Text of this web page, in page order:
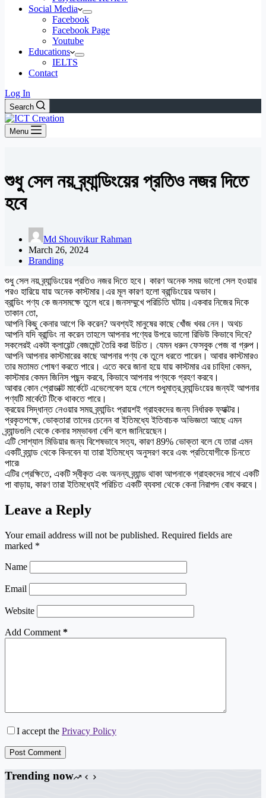
Social Media
Facebook
Facebook Page
Youtube
Educations
IELTS
Contact
Log In
Search
Menu
শুধু সেল নয় ব্র্যান্ডিংয়ের প্রতিও নজর দিতে
হবে
Md Shouvikur Rahman
March 26, 2024
Branding
শুধু সেল নয় ব্র্যান্ডিংয়ের প্রতিও নজর দিতে হবে। কারণ অনেক সময় ভালো সেল হওয়ার
পরও হারিয়ে যায় অনেক কাস্টমার।এর মূল কারণ হলো ব্রান্ডিংয়ের অভাব।
ব্রান্ডিং পণ্য কে জনসমক্ষে তুলে ধরে।জনসম্মুখে পরিচিতি ঘটায়।একবার নিজের দিকে
তাকান তো,
আপনি কিছু কেনার আগে কি করেন? অবশ্যই মানুষের কাছে খোঁজ খবর নেন। অথচ
আপনি যদি ব্রান্ডিং না করেন তাহলে আপনার পণ্যের উপরে ভালো রিভিউ কিভাবে দিবে?
সকলেরই একটা ক্লায়েন্ট বেজমেন্ট তৈরি করা উচিত। যেমন ধরুন ফেসবুক পেজ বা গ্রুপ।
আপনি আপনার কাস্টমারের কাছে আপনার পণ্য কে তুলে ধরতে পারেন। আবার কাস্টমারও
তার মতামত পোষণ করতে পারে। এতে করে জানা হয়ে যায় কাস্টমার এর চাহিদা কেমন,
কাস্টমার কেমন জিনিস পছন্দ করবে, কিভাবে আপনার পণ্যকে গ্রহণ করবে।
আবার কোন প্রোডাক্ট মার্কেটে এভেলেবেল হয়ে গেলে শুধুমাত্র ব্র্যান্ডিংয়ের জন্যই আপনার
পণ্যটি মার্কেটে টিকে থাকতে পারে।
ক্রয়ের সিদ্ধান্ত নেওয়ার সময় ব্র্যান্ডিং প্রায়শই গ্রাহকদের জন্য নির্ধারক ফ্যাক্টর।
প্রকৃতপক্ষে, ভোক্তারা তাদের চেনেন বা ইতিমধ্যে ইতিবাচক অভিজ্ঞতা আছে এমন
ব্র্যান্ডগুলি থেকে কেনার সম্ভাবনা বেশি বলে জানিয়েছেন।
এটি সোশ্যাল মিডিয়ার জন্য বিশেষভাবে সত্য, কারণ 89% ভোক্তা বলে যে তারা এমন
একটি ব্র্যান্ড থেকে কিনবেন যা তারা ইতিমধ্যে অনুসরণ করে এবং প্রতিযোগীকে চিনতে
পারে৷
এটির প্রেক্ষিতে, একটি স্বীকৃত এবং অনন্য ব্র্যান্ড থাকা আপনাকে গ্রাহকদের সাথে একটি
পা বাড়ায়, কারণ তারা ইতিমধ্যেই পরিচিত একটি ব্যবসা থেকে কেনা নিরাপদ বোধ করবে।
Leave a Reply
Your email address will not be published. Required fields are
marked *
Name
Email
Website
Add Comment *
I accept the Privacy Policy
Post Comment
Trending now